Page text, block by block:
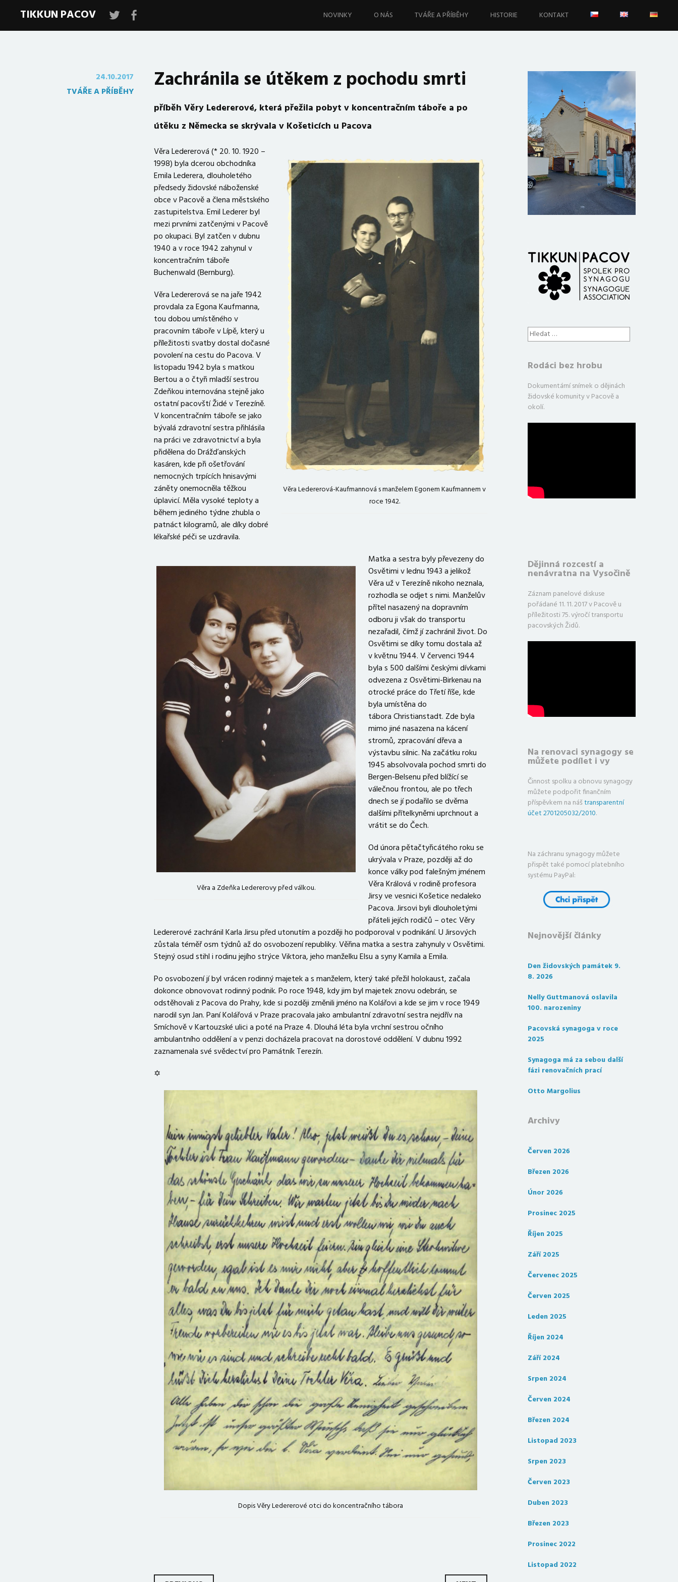
TIKKUN PACOV
to
NOVINKY O NÁS TVÁŘE A PŘÍBĚHY HISTORIE KONTAKT
24.10.2017
TVÁŘE A PŘÍBĚHY
Zachránila se útěkem z pochodu smrti
příběh Věry Ledererové, která přežila pobyt v koncentračním táboře a po
útěku z Německa se skrývala v Košeticích u Pacova
Věra Ledererová-Kaufmannová s manželem Egonem Kaufmannem v
roce 1942.
Věra Ledererová (* 20. 10. 1920 –
1998) byla dcerou obchodníka
Emila Lederera, dlouholetého
předsedy židovské náboženské
obce v Pacově a člena městského
zastupitelstva. Emil Lederer byl
mezi prvními zatčenými v Pacově
po okupaci. Byl zatčen v dubnu
1940 a v roce 1942 zahynul v
koncentračním táboře
Buchenwald (Bernburg).
Věra Ledererová se na jaře 1942
provdala za Egona Kaufmanna,
tou dobou umístěného v
pracovním táboře v Lípě, který u
příležitosti svatby dostal dočasné
povolení na cestu do Pacova. V
listopadu 1942 byla s matkou
Bertou a o čtyři mladší sestrou
Zdeňkou internována stejně jako
ostatní pacovští Židé v Terezíně.
V koncentračním táboře se jako
bývalá zdravotní sestra přihlásila
na práci ve zdravotnictví a byla
přidělena do Drážďanských
kasáren, kde při ošetřování
nemocných trpících hnisavými
záněty onemocněla těžkou
úplavicí. Měla vysoké teploty a
během jediného týdne zhubla o
patnáct kilogramů, ale díky dobré
lékařské péči se uzdravila.
Věra a Zdeňka Ledererovy před válkou.
Matka a sestra byly převezeny do
Osvětimi v lednu 1943 a jelikož
Věra už v Terezíně nikoho neznala,
rozhodla se odjet s nimi. Manželův
přítel nasazený na dopravním
odboru ji však do transportu
nezařadil, čímž jí zachránil život. Do
Osvětimi se díky tomu dostala až
v květnu 1944. V červenci 1944
byla s 500 dalšími českými dívkami
odvezena z Osvětimi-Birkenau na
otrocké práce do Třetí říše, kde
byla umístěna do
tábora Christianstadt. Zde byla
mimo jiné nasazena na kácení
stromů, zpracování dřeva a
výstavbu silnic. Na začátku roku
1945 absolvovala pochod smrti do
Bergen-Belsenu před blížící se
válečnou frontou, ale po třech
dnech se jí podařilo se dvěma
dalšími přítelkyněmi uprchnout a
vrátit se do Čech.
Od února pětačtyřicátého roku se
ukrývala v Praze, později až do
konce války pod falešným jménem
Věra Králová v rodině profesora
Jirsy ve vesnici Košetice nedaleko
Pacova. Jirsovi byli dlouholetými
přáteli jejích rodičů – otec Věry
Ledererové zachránil Karla Jirsu před utonutím a později ho podporoval v podnikání. U Jirsových
zůstala téměř osm týdnů až do osvobození republiky. Věřina matka a sestra zahynuly v Osvětimi.
Stejný osud stihl i rodinu jejího strýce Viktora, jeho manželku Elsu a syny Kamila a Emila.
Po osvobození jí byl vrácen rodinný majetek a s manželem, který také přežil holokaust, začala
dokonce obnovovat rodinný podnik. Po roce 1948, kdy jim byl majetek znovu odebrán, se
odstěhovali z Pacova do Prahy, kde si později změnili jméno na Kolářovi a kde se jim v roce 1949
narodil syn Jan. Paní Kolářová v Praze pracovala jako ambulantní zdravotní sestra nejdřív na
Smíchově v Kartouzské ulici a poté na Praze 4. Dlouhá léta byla vrchní sestrou očního
ambulantního oddělení a v penzi docházela pracovat na dorostové oddělení. V dubnu 1992
zaznamenala své svědectví pro Památník Terezín.
✡
Dopis Věry Ledererové otci do koncentračního tábora
Vyhledávání
Rodáci bez hrobu
Dokumentární snímek o dějinách
židovské komunity v Pacově a
okolí.
Dějinná rozcestí a
nenávratna na Vysočině
Záznam panelové diskuse
pořádané 11. 11. 2017 v Pacově u
příležitosti 75. výročí transportu
pacovských Židů.
Na renovaci synagogy se
můžete podílet i vy
Činnost spolku a obnovu synagogy
můžete podpořit finančním
příspěvkem na náštransparentní
účet 2701205032/2010.
Na záchranu synagogy můžete
přispět také pomocí platebního
systému PayPal:
Nejnovější články
Den židovských památek 9.
8. 2026
Nelly Guttmanová oslavila
100. narozeniny
Pacovská synagoga v roce
2025
Synagoga má za sebou další
fázi renovačních prací
Otto Margolius
Archivy
Červen 2026
Březen 2026
Únor 2026
Prosinec 2025
Říjen 2025
Září 2025
Červenec 2025
Červen 2025
Leden 2025
Říjen 2024
Září 2024
Srpen 2024
Červen 2024
Březen 2024
Listopad 2023
Srpen 2023
Červen 2023
Duben 2023
Březen 2023
Prosinec 2022
Listopad 2022